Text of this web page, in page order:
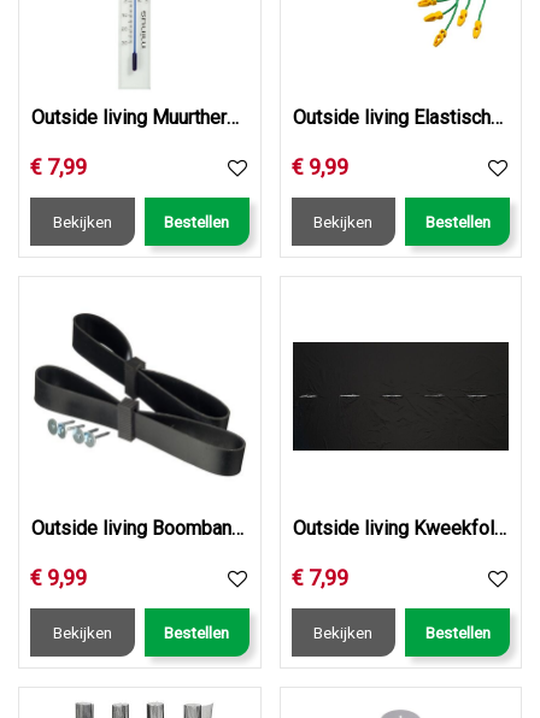
Outside living Muurthermometer kelvin 4 glas
€ 7,99
Bekijken Bestellen
Outside living Elastische band met clip d5mmxl65cm
€ 9,99
Bekijken Bestellen
Outside living Boomband rubber/canv. l60b3.8cm 2st
€ 9,99
Bekijken Bestellen
Outside living Kweekfolie aardap. zwrt 0.95x10m
€ 7,99
Bekijken Bestellen